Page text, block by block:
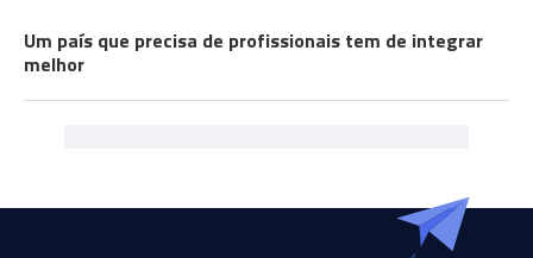
Um país que precisa de profissionais tem de integrar
melhor